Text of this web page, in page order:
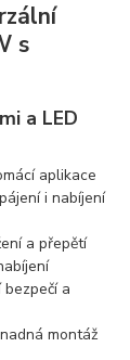
s
a LED
aplikace
i nabíjení
a přepětí
bezpečí a
montáž